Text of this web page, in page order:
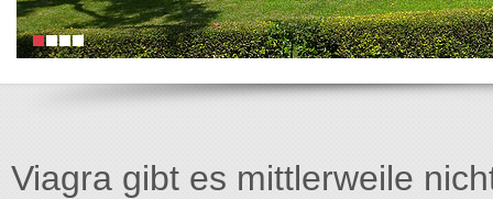
Viagra gibt es mittlerweile